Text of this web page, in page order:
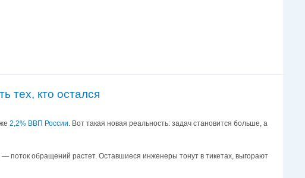
тех, кто остался
2,2% ВВП России. Вот такая новая реальность: задач становится больше, а
поток обращений растет. Оставшиеся инженеры тонут в тикетах, выгорают